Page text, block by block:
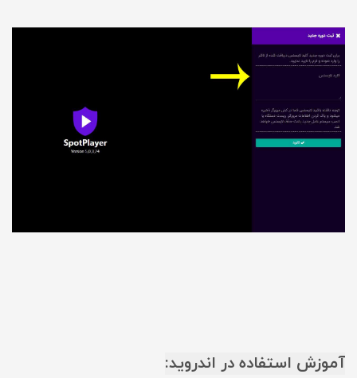
آموزش استفاده در اندروید: